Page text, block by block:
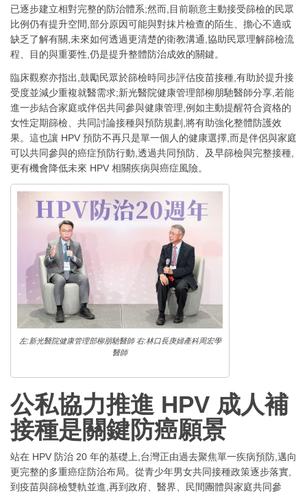
已逐步建立相對完整的防治體系;然而,目前願意主動接受篩檢的民眾
比例仍有提升空間,部分原因可能與對抹片檢查的陌生、擔心不適或
缺乏了解有關,未來如何透過更清楚的衛教溝通,協助民眾理解篩檢流
程、目的與重要性,仍是提升整體防治成效的關鍵。
臨床觀察亦指出,鼓勵民眾於篩檢時同步評估疫苗接種,有助於提升接
受度並減少重複就醫需求;新光醫院健康管理部柳朋馳醫師分享,若能
進一步結合家庭或伴侶共同參與健康管理,例如主動提醒符合資格的
女性定期篩檢、共同討論接種與預防規劃,將有助強化整體防護效
果。這也讓 HPV 預防不再只是單一個人的健康選擇,而是伴侶與家庭
可以共同參與的癌症預防行動,透過共同預防、及早篩檢與完整接種,
更有機會降低未來 HPV 相關疾病與癌症風險。
左:新光醫院健康管理部柳朋馳醫師 右:林口長庚婦產科周宏學
醫師
公私協力推進 HPV 成人補
接種是關鍵防癌願景
站在 HPV 防治 20 年的基礎上,台灣正由過去聚焦單一疾病預防,邁向
更完整的多重癌症防治布局。從青少年男女共同接種政策逐步落實,
到疫苗與篩檢雙軌並進,再到政府、醫界、民間團體與家庭共同參